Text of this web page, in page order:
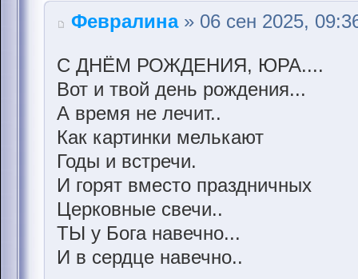
Февралина» 06 сен 2025,
С ДНЁМ РОЖДЕНИЯ, ЮРА....
Вот и твой день рождения...
А время не лечит..
Как картинки мелькают
Годы и встречи.
И горят вместо праздничных
Церковные свечи..
ТЫ у Бога навечно...
И в сердце навечно..